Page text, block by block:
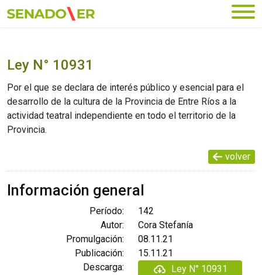
Ir al menú principal
Ley N° 10931
Por el que se declara de interés público y esencial para el
desarrollo de la cultura de la Provincia de Entre Ríos a la
actividad teatral independiente en todo el territorio de la
Provincia.
volver
Información general
Período:
142
Autor:
Cora Stefanía
Promulgación:
08.11.21
Publicación:
15.11.21
Descarga:
Ley N° 10931